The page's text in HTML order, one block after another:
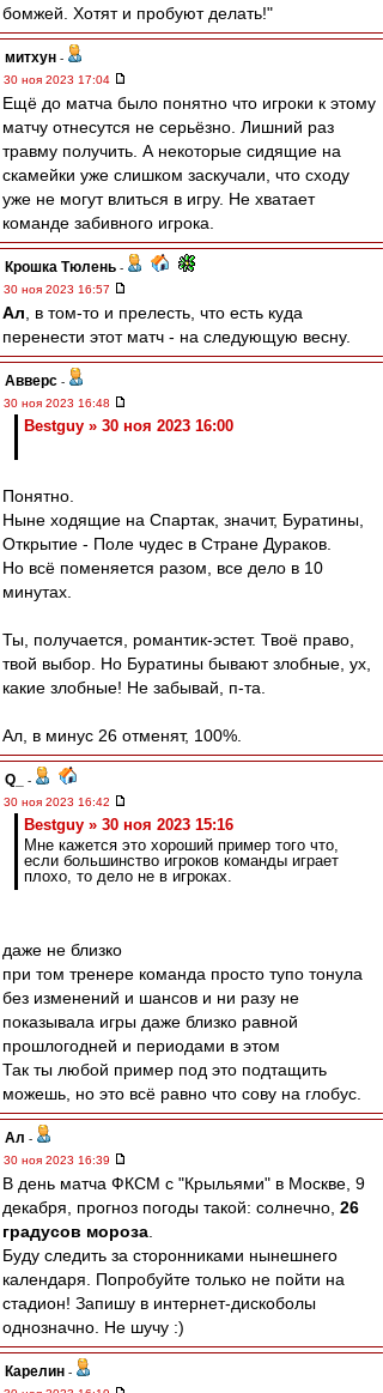
бомжей. Хотят и пробуют делать!"
митхун -
30 ноя 2023 17:04
Ещё до матча было понятно что игроки к этому
матчу отнесутся не серьёзно. Лишний раз
травму получить. А некоторые сидящие на
скамейки уже слишком заскучали, что сходу
уже не могут влиться в игру. Не хватает
команде забивного игрока.
Крошка Тюлень -
30 ноя 2023 16:57
Ал , в том-то и прелесть, что есть куда
перенести этот матч - на следующую весну.
Авверс -
30 ноя 2023 16:48
Bestguy » 30 ноя 2023 16:00
Понятно.
Ныне ходящие на Спартак, значит, Буратины,
Открытие - Поле чудес в Стране Дураков.
Но всё поменяется разом, все дело в 10
минутах.
Ты, получается, романтик-эстет. Твоё право,
твой выбор. Но Буратины бывают злобные, ух,
какие злобные! Не забывай, п-та.
Ал, в минус 26 отменят, 100%.
Q_
-
30 ноя 2023 16:42
Bestguy » 30 ноя 2023 15:16
Мне кажется это хороший пример того что,
если большинство игроков команды играет
плохо, то дело не в игроках.
даже не близко
при том тренере команда просто тупо тонула
без изменений и шансов и ни разу не
показывала игры даже близко равной
прошлогодней и периодами в этом
Так ты любой пример под это подтащить
можешь, но это всё равно что сову на глобус.
Ал -
30 ноя 2023 16:39
В день матча ФКСМ с "Крыльями" в Москве, 9
декабря, прогноз погоды такой: солнечно, 26
градусов мороза
Буду следить за сторонниками нынешнего
календаря. Попробуйте только не пойти на
стадион! Запишу в интернет-дискоболы
однозначно. Не шучу :)
Карелин -